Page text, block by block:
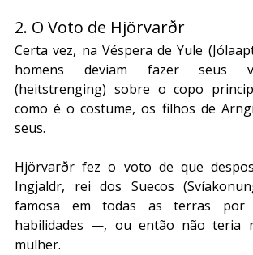
2. O Voto de Hjörvarðr
Certa vez, na Véspera de Yule
homens deviam fazer seus
(heitstrenging) sobre o copo
como é o costume, os filhos de
seus.
Hjörvarðr fez o voto de que
Ingjaldr, rei dos Suecos
famosa em todas as terras por
habilidades —, ou então não teria
mulher.